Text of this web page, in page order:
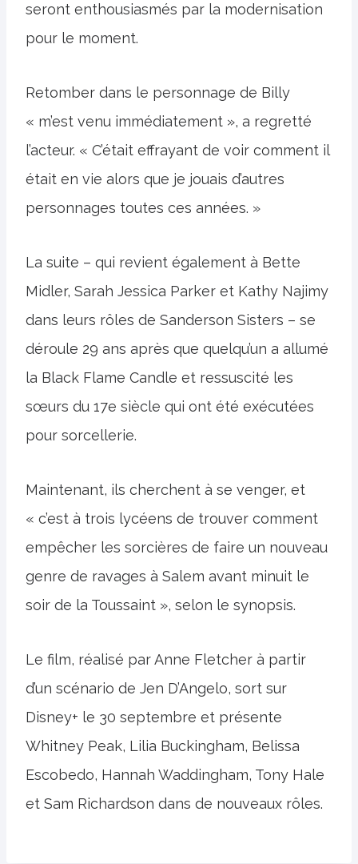
seront enthousiasmés par la modernisation
pour le moment.
Retomber dans le personnage de Billy
« m’est venu immédiatement », a regretté
l’acteur. « C’était effrayant de voir comment il
était en vie alors que je jouais d’autres
personnages toutes ces années. »
La suite – qui revient également à Bette
Midler, Sarah Jessica Parker et Kathy Najimy
dans leurs rôles de Sanderson Sisters – se
déroule 29 ans après que quelqu’un a allumé
la Black Flame Candle et ressuscité les
sœurs du 17e siècle qui ont été exécutées
pour sorcellerie.
Maintenant, ils cherchent à se venger, et
« c’est à trois lycéens de trouver comment
empêcher les sorcières de faire un nouveau
genre de ravages à Salem avant minuit le
soir de la Toussaint », selon le synopsis.
Le film, réalisé par Anne Fletcher à partir
d’un scénario de Jen D’Angelo, sort sur
Disney+ le 30 septembre et présente
Whitney Peak, Lilia Buckingham, Belissa
Escobedo, Hannah Waddingham, Tony Hale
et Sam Richardson dans de nouveaux rôles.